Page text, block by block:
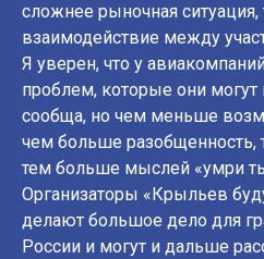
сложнее рыночная
взаимодействие между
Я уверен, что у
проблем, которые они
сообща, но чем меньше
чем больше
тем больше мыслей «умри
Организаторы «Крыльев
делают большое дело для
России и могут и дальше